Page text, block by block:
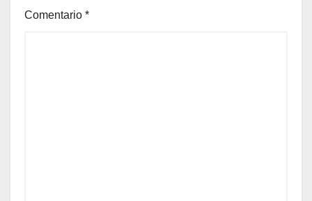
Comentario *